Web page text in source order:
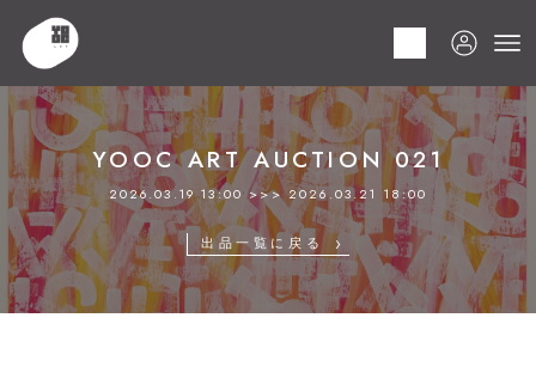
HOME
YOOC ART AUCTION 021
2026.03.19 13:00 >>> 2026.03.21 18:00
出品一覧に戻る